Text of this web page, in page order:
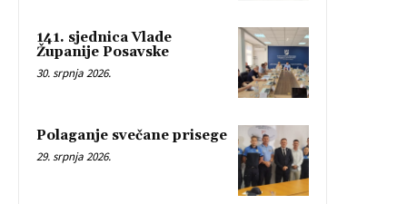
141. sjednica Vlade
Županije Posavske
30. srpnja 2026.
Polaganje svečane prisege
29. srpnja 2026.